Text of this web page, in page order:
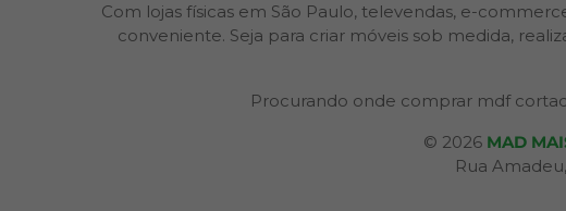
Com lojas físicas em São Paulo, televendas, e-
conveniente. Seja para criar móveis sob medida,
Procurando onde comprar mdf
© 2026 MAD
Rua